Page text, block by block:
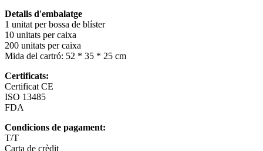
Detalls d'embalatge
1 unitat per bossa de blíster
10 unitats per caixa
200 unitats per caixa
Mida del cartró: 52 * 35 * 25 cm
Certificats:
Certificat CE
ISO 13485
FDA
Condicions de pagament:
T/T
Carta de crèdit